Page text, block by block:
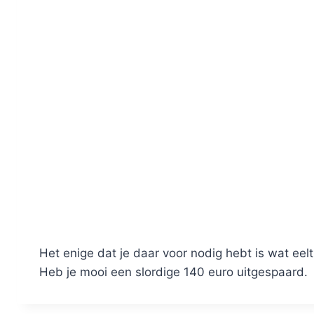
Het enige dat je daar voor nodig hebt is wat
Heb je mooi een slordige 140 euro uitgespaard.